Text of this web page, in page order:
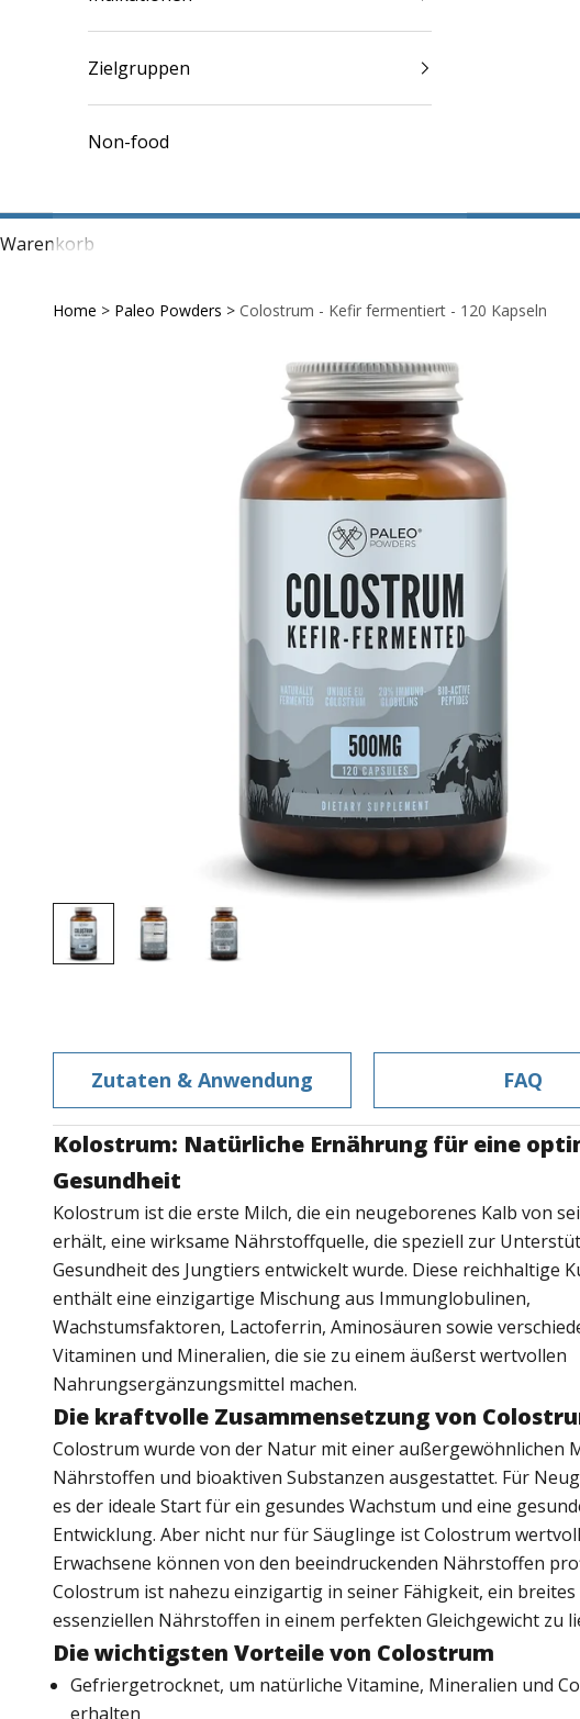
Zielgruppen
Non-food
Warenkorb
Home > Paleo Powders > Colostrum - Kefir fermentiert - 120 Kapseln
Zutaten & Anwendung FAQ
Kolostrum: Natürliche Ernährung für eine
Gesundheit
Kolostrum ist die erste Milch, die ein neugeborenes Kalb von
erhält, eine wirksame Nährstoffquelle, die speziell zur
Gesundheit des Jungtiers entwickelt wurde. Diese reichhaltige
enthält eine einzigartige Mischung aus Immunglobulinen,
Wachstumsfaktoren, Lactoferrin, Aminosäuren sowie
Vitaminen und Mineralien, die sie zu einem äußerst wertvollen
Nahrungsergänzungsmittel machen.
Die kraftvolle Zusammensetzung von
Colostrum wurde von der Natur mit einer außergewöhnlichen
Nährstoffen und bioaktiven Substanzen ausgestattet. Für
es der ideale Start für ein gesundes Wachstum und eine
Entwicklung. Aber nicht nur für Säuglinge ist Colostrum
Erwachsene können von den beeindruckenden Nährstoffen
Colostrum ist nahezu einzigartig in seiner Fähigkeit, ein
essenziellen Nährstoffen in einem perfekten Gleichgewicht zu
Die wichtigsten Vorteile von Colostrum
Gefriergetrocknet, um natürliche Vitamine, Mineralien und
erhalten